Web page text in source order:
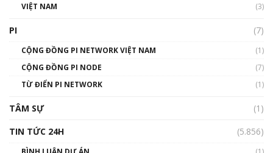
Talkshow 14: MemeCoin – Trò đùa tỷ đô
01:29:26
VIỆT NAM
(3)
PI (7)
CỘNG ĐỒNG PI NETWORK VIỆT NAM
(1)
CỘNG ĐỒNG PI NODE
(7)
TỪ ĐIỂN PI NETWORK
(1)
TÂM SỰ
(1)
TIN TỨC 24H
(5.856)